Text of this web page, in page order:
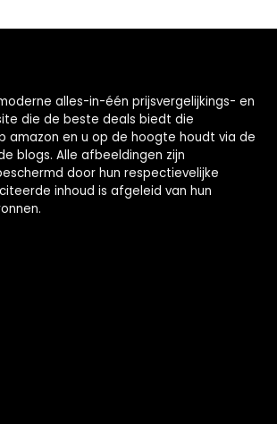
alles-in-één prijsvergelijkings- en
die de beste deals biedt die
amazon en u op de hoogte houdt via de
blogs. Alle afbeeldingen zijn
door hun respectievelijke
inhoud is afgeleid van hun